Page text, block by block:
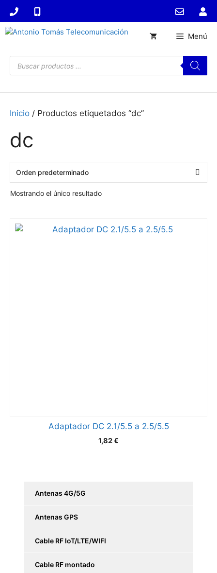
Saltar
contenido
Búsqueda
de
productos
Menú
Inicio / Productos etiquetados “dc”
dc
Mostrando el único resultado
Adaptador DC 2.1/5.5 a 2.5/5.5
1,82€
Antenas 4G/5G
Antenas GPS
Cable RF IoT/LTE/WIFI
Cable RF montado